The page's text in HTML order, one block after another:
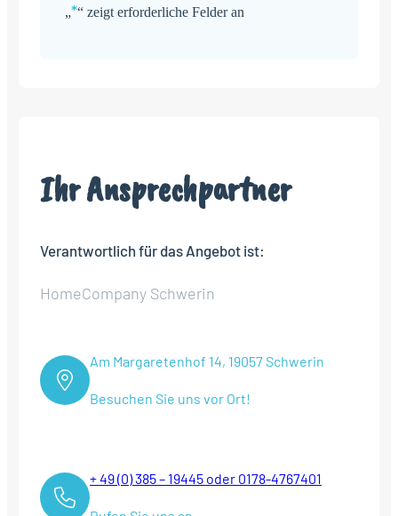
„*“ zeigt erforderliche Felder an
Ihr Ansprechpartner
Verantwortlich für das Angebot ist:
HomeCompany Schwerin
Am Margaretenhof 14, 19057 Schwerin
Besuchen Sie uns vor Ort!
+ 49 (0) 385 – 19445 oder 0178-4767401